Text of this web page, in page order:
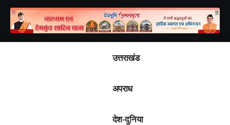
उत्तराखंड
अपराध
देश-दुनिया